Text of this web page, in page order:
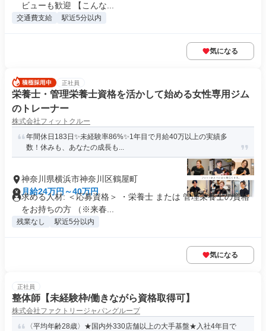
ビューも歓迎 【こんな...
交通費支給 駅近5分以内
気になる
正社員
栄養士・管理栄養士資格を活かして始める女性専用ジム
のトレーナー
株式会社フィットクルー
年間休日183日✨未経験率86%✨1年目で月給40万以上の実績多
数！休みも、あなたの成長も...
神奈川県横浜市神奈川区鶴屋町
月給24万円～40万円
求める人材: ＜応募資格＞ ・栄養士 または 管理栄養士の資格
をお持ちの方 （※来春...
残業なし 駅近5分以内
気になる
正社員
整体師【未経験枠/働きながら資格取得可】
株式会社ファクトリージャパングループ
〈平均年齢28歳〉★国内外330店舗以上の大手基盤★入社4年目で